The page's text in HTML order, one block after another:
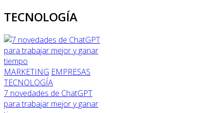
TECNOLOGÍA
MARKETING EMPRESAS
TECNOLOGÍA
7 novedades de ChatGPT
para trabajar mejor y ganar